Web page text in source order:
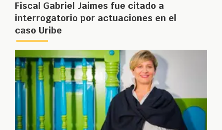
Fiscal Gabriel Jaimes fue citado a
interrogatorio por actuaciones en el
caso Uribe